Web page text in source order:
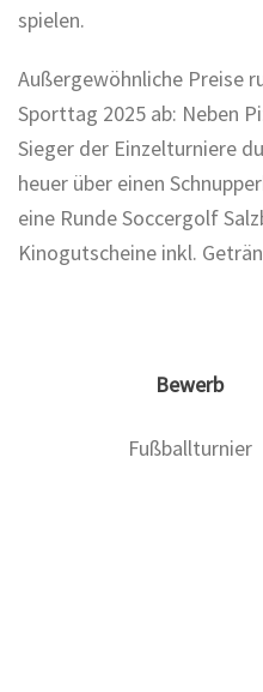
spielen.
Außergewöhnliche Preise
Sporttag 2025 ab: Neben
Sieger der Einzelturniere
heuer über einen
eine Runde Soccergolf
Kinogutscheine inkl.
Bewerb
Fußballturnier